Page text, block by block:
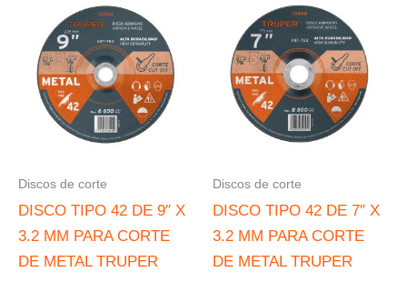
Discos de corte
DISCO TIPO 42 DE 9″ X
3.2 MM PARA CORTE
DE METAL TRUPER
Discos de corte
DISCO TIPO 42 DE 7″ X
3.2 MM PARA CORTE
DE METAL TRUPER